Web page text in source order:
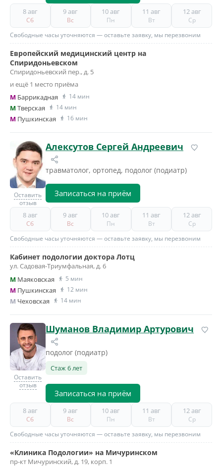
8 авг
Сб
9 авг
Вс
10 авг
Пн
11 авг
Вт
12 авг
Ср
Свободные часы уточняются — оставьте заявку, мы перезвоним
Европейский медицинский центр на
Спиридоньевском
Спиридоньевский пер., д. 5
и ещё 1 место приёма
M Баррикадная 14 мин
MТверская 14 мин
M Пушкинская 16 мин
Оставить
отзыв
Алексутов Сергей Андреевич
травматолог, ортопед, подолог (подиатр)
Записаться на приём
8 авг
Сб
9 авг
Вс
10 авг
Пн
11 авг
Вт
12 авг
Ср
Свободные часы уточняются — оставьте заявку, мы перезвоним
Кабинет подологии доктора Лотц
ул. Садовая-Триумфальная, д. 6
M Маяковская 5 мин
M Пушкинская 12 мин
M Чеховская 14 мин
Оставить
отзыв
Шуманов Владимир Артурович
подолог (подиатр)
Стаж 6 лет
Записаться на приём
8 авг
Сб
9 авг
Вс
10 авг
Пн
11 авг
Вт
12 авг
Ср
Свободные часы уточняются — оставьте заявку, мы перезвоним
«Клиника Подологии» на Мичуринском
пр-кт Мичуринский, д. 19, корп. 1